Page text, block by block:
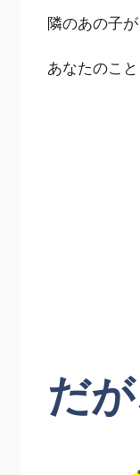
隣のあの子が
あなたのこ
だ